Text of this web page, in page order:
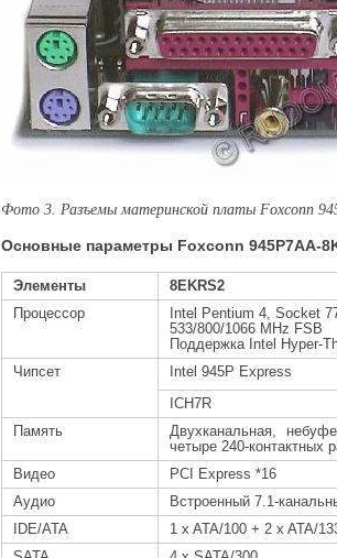
Фото 3. Разъемы материнской платы Foxconn
Основные параметры Foxconn 945P7AA-
Элементы 8EKRS2
Процессор
Intel Pentium 4, Socket
533/800/1066 MHz FSB
Поддержка Intel Hyper-
Чипсет Intel 945P Express
ICH 7R
Память
Двухканальная,
четыре 240-контактных
Видео PCI Express *16
Аудио
Встроенный 7.1-
IDE/ATA
1 x ATA/100 + 2 x ATA/